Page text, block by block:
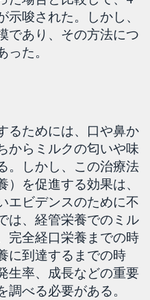
唆された。しかし、
であり、その方法につ
た。
るためには、口や鼻か
からミルクの匂いや味
。しかし、この治療法
を促進する効果は、
エビデンスのために不
は、経管栄養でのミル
完全経口栄養までの時
に到達するまでの時
生率、成長などの重要
べる必要がある。